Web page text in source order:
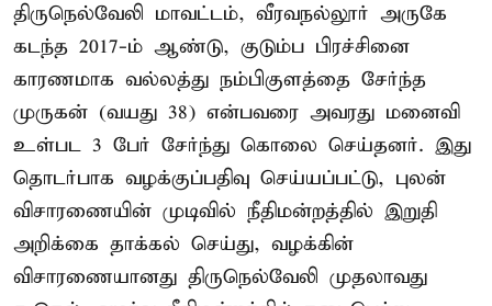
திருநெல்வேலி மாவட்டம், வீரவநல்லூர் அருகே
கடந்த 2017-ம் ஆண்டு, குடும்ப பிரச்சினை
காரணமாக வல்லத்து நம்பிகுளத்தை சேர்ந்த
முருகன் (வயது 38) என்பவரை அவரது மனைவி
உள்பட 3 பேர் சேர்ந்து கொலை செய்தனர். இது
தொடர்பாக வழக்குப்பதிவு செய்யப்பட்டு, புலன்
விசாரணையின் முடிவில் நீதிமன்றத்தில் இறுதி
அறிக்கை தாக்கல் செய்து, வழக்கின்
விசாரணையானது திருநெல்வேலி முதலாவது